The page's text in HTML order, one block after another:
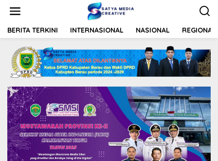
t
BERITA TERKINI INTERNASIONAL NASIONAL REGIONAL